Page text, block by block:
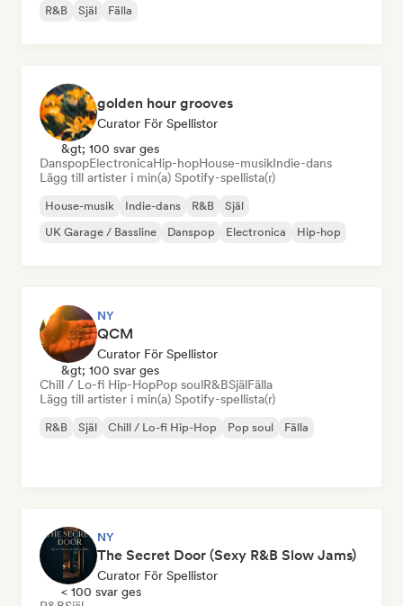
R&B
Själ Fälla
golden hour grooves
Curator För Spellistor
&gt; 100 svar ges
DanspopElectronicaHip-hopHouse-musikIndie-dans
Lägg till artister i min(a) Spotify-spellista(r)
House-musik Indie-dans R&B
Själ
UK Garage / Bassline
Danspop Electronica Hip-hop
NY
QCM
Curator För Spellistor
&gt; 100 svar ges
Chill / Lo-fi Hip-HopPop soulR&BSjälFälla
Lägg till artister i min(a) Spotify-spellista(r)
R&B Själ Chill / Lo-fi Hip-Hop Pop soul Fälla
NY
The Secret Door (Sexy R&B Slow Jams)
Curator För Spellistor
< 100 svar ges